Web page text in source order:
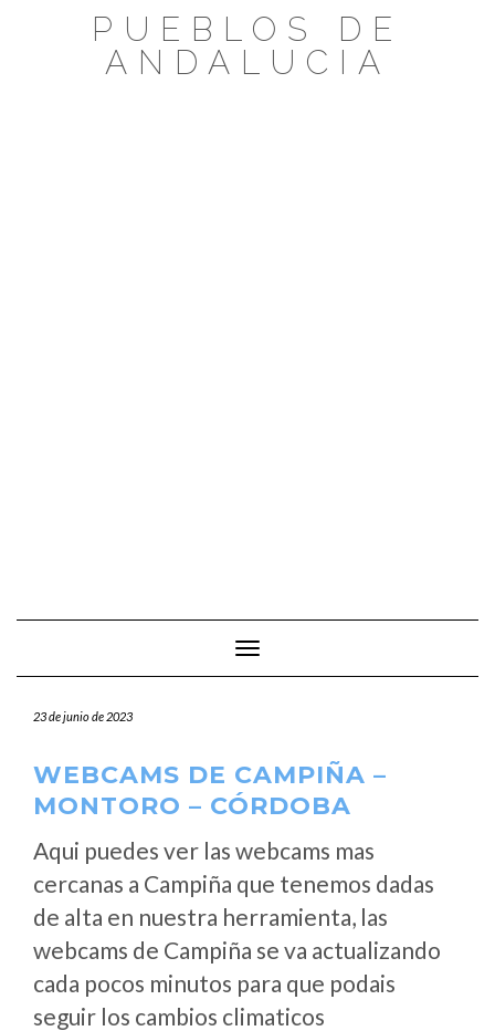
PUEBLOS DE
ANDALUCIA
Cambiar modo de navegación
23 de junio de 2023
WEBCAMS DE CAMPIÑA –
MONTORO – CÓRDOBA
Aqui puedes ver las webcams mas
cercanas a Campiña que tenemos dadas
de alta en nuestra herramienta, las
webcams de Campiña se va actualizando
cada pocos minutos para que podais
seguir los cambios climaticos